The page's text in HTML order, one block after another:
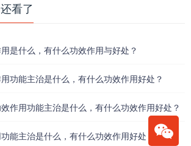
看了
是什么，有什么功效作用与好处？
功能主治是什么，有什么功效作用好处？
作用功能主治是什么，有什么功效作用好处？
能主治是什么，有什么功效作用好处？